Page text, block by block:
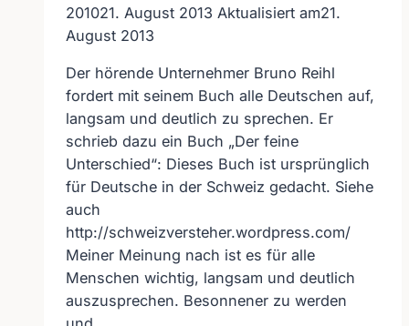
201021. August 2013 Aktualisiert am21.
August 2013
Der hörende Unternehmer Bruno Reihl
fordert mit seinem Buch alle Deutschen auf,
langsam und deutlich zu sprechen. Er
schrieb dazu ein Buch „Der feine
Unterschied“: Dieses Buch ist ursprünglich
für Deutsche in der Schweiz gedacht. Siehe
auch
http://schweizversteher.wordpress.com/
Meiner Meinung nach ist es für alle
Menschen wichtig, langsam und deutlich
auszusprechen. Besonnener zu werden